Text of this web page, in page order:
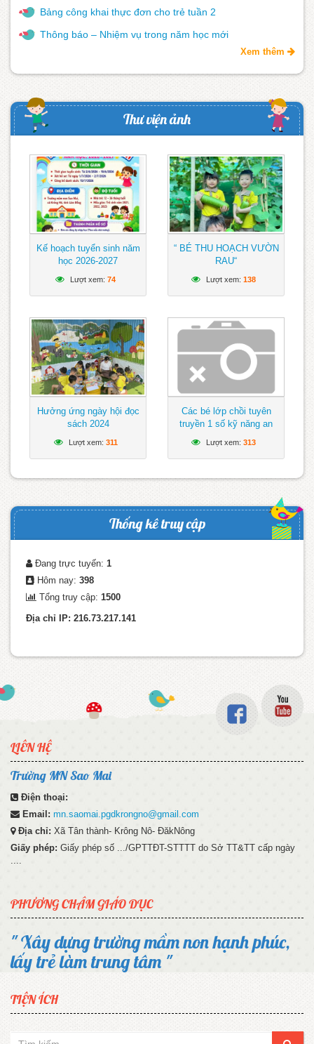
Bảng công khai thực đơn cho trẻ tuần 2
Thông báo – Nhiệm vụ trong năm học mới
Xem thêm
Thư viện ảnh
Kế hoạch tuyển sinh năm
học 2026-2027
Lượt xem: 74
“ BÉ THU HOẠCH VƯỜN
RAU“
Lượt xem: 138
Hưởng ứng ngày hội đọc
sách 2024
Lượt xem: 311
Các bé lớp chồi tuyên
truyền 1 số kỹ năng an
thông
Lượt xem: 313
Thống kê truy cập
Đang trực tuyến: 1
Hôm nay: 398
Tổng truy cập: 1500
Địa chỉ IP: 216.73.217.141
LIÊN HỆ
Trường MN Sao Mai
Điện thoại:
Email: mn.saomai.pgdkrongno@gmail.com
Địa chỉ: Xã Tân thành- Krông Nô- ĐăkNông
Giấy phép: Giấy phép số .../GPTTĐT-STTTT do Sở TT&TT cấp ngày
....
PHƯƠNG CHÂM GIÁO DỤC
" Xây dựng trường mầm non hạnh phúc,
lấy trẻ làm trung tâm "
TIỆN ÍCH